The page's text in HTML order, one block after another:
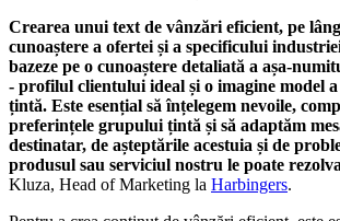
Crearea unui text de vânzări eficient, pe
cunoaștere a ofertei și a specificului
bazeze pe o cunoaștere detaliată a așa-
- profilul clientului ideal și o imagine model
țintă. Este esențial să înțelegem nevoile,
preferințele grupului țintă și să adaptăm
destinatar, de așteptările acestuia și de
produsul sau serviciul nostru le poate rezolva
Kluza, Head of Marketing la Harbingers.